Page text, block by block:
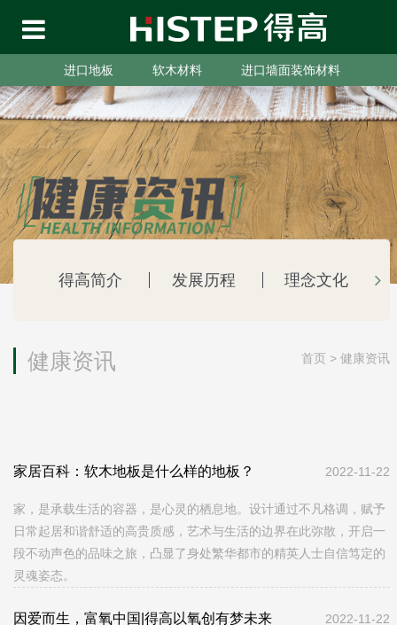
进口地板 软木材料 进口墙面装饰材料
得高简介 发展历程 理念文化
首页 > 健康资讯
健康资讯
家居百科：软木地板是什么样的地板？ 2022-11-22
家，是承载生活的容器，是心灵的栖息地。设计通过不凡格调，赋予
日常起居和谐舒适的高贵质感，艺术与生活的边界在此弥散，开启一
段不动声色的品味之旅，凸显了身处繁华都市的精英人士自信笃定的
灵魂姿态。
因爱而生，富氧中国|得高以氧创有梦未来 2022-11-22